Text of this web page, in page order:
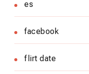
es
facebook
flirt date